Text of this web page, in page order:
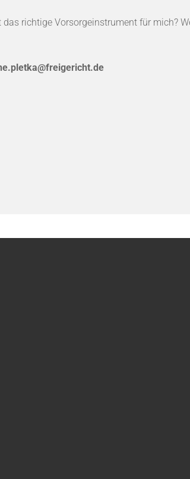
richtige Vorsorgeinstrument für mich?